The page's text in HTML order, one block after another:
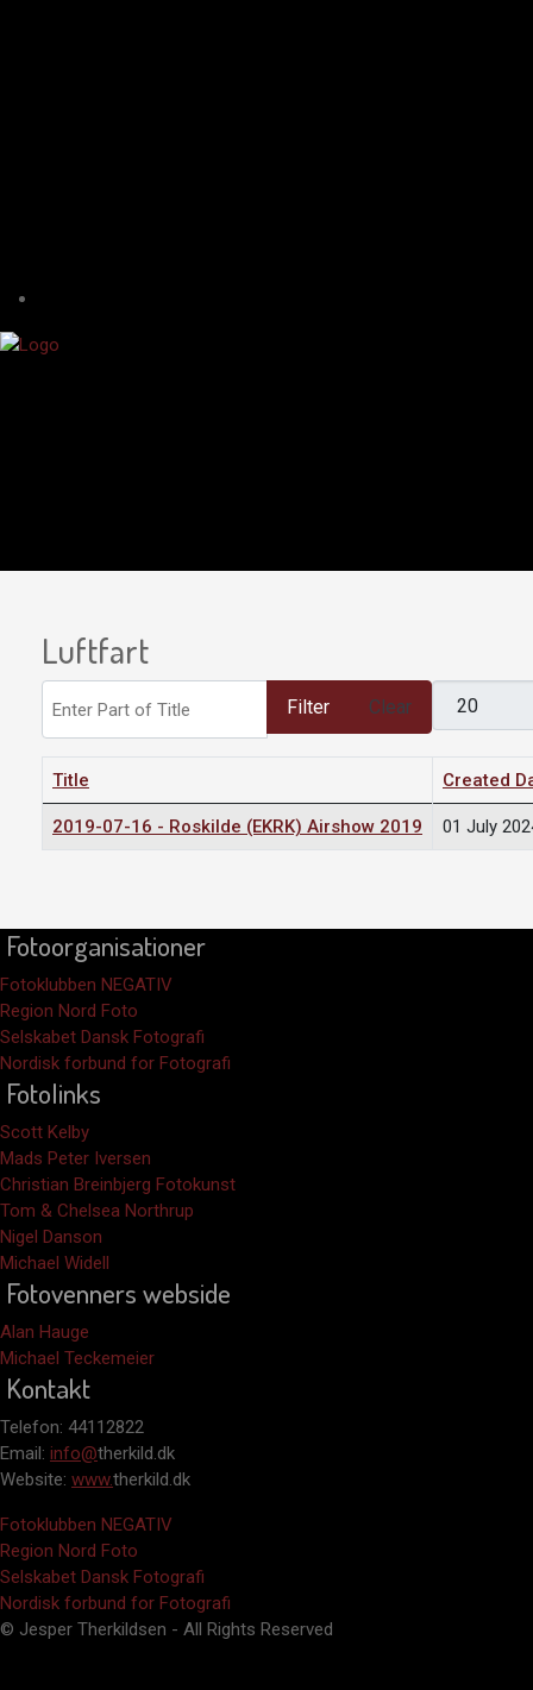
Luftfart
Filter Clear
Title Created
2019-07-16 - Roskilde (EKRK) Airshow 2019 01 July
Fotoorganisationer
Fotoklubben NEGATIV
Region Nord Foto
Selskabet Dansk Fotografi
Nordisk forbund for Fotografi
Fotolinks
Scott Kelby
Mads Peter Iversen
Christian Breinbjerg Fotokunst
Tom & Chelsea Northrup
Nigel Danson
Michael Widell
Fotovenners webside
Alan Hauge
Michael Teckemeier
Kontakt
Telefon: 44112822
Email: info@therkild.dk
Website: www.therkild.dk
Fotoklubben NEGATIV
Region Nord Foto
Selskabet Dansk Fotografi
Nordisk forbund for Fotografi
© Jesper Therkildsen - All Rights Reserved